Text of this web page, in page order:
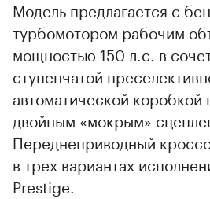
Модель предлагается с
турбомотором рабочим
мощностью 150 л.с. в
ступенчатой
автоматической коробкой
двойным «мокрым»
Переднеприводный
в трех вариантах
Prestige.